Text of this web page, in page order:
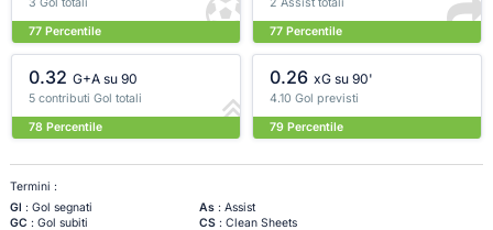
3 Gol totali
77 Percentile
2 Assist totali
77 Percentile
0.32 G+A su 90
5 contributi Gol totali
78 Percentile
0.26 xG su 90'
4.10 Gol previsti
79 Percentile
Termini :
Gl : Gol segnati As: Assist
GC : Gol subiti CS: Clean Sheets